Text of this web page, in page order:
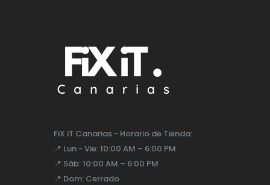
FiX iT Canarias - Horario de Tienda:
📍 Lun - Vie: 10:00 AM – 6:00 PM
📍 Sáb: 10:00 AM – 6:00 PM
📍 Dom: Cerrado